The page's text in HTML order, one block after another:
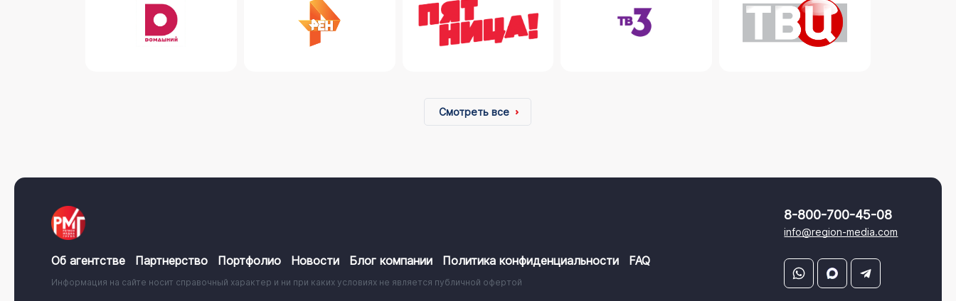
Смотреть все
8-800-700-45-08
info@region-media.com
Об агентстве Партнерство Портфолио Новости Блог компании Политика конфиденциальности FAQ
Информация на сайте носит справочный характер и ни при каких условиях не является публичной офертой